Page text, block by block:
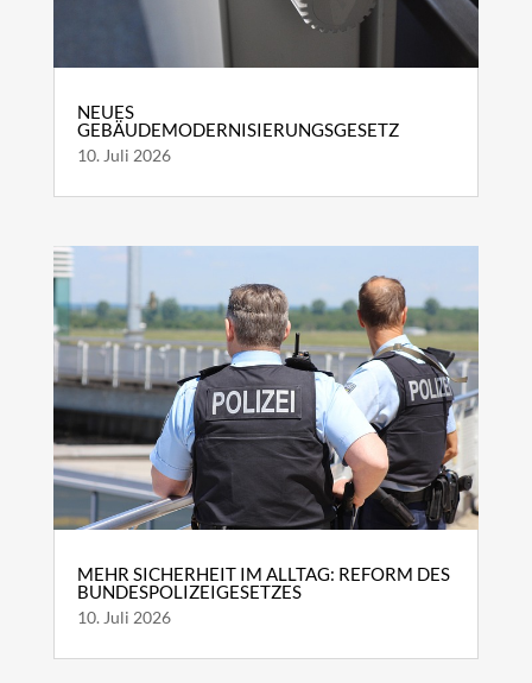
NEUES
GEBÄUDEMODERNISIERUNGSGESETZ
10. Juli 2026
MEHR SICHERHEIT IM ALLTAG: REFORM DES
BUNDESPOLIZEIGESETZES
10. Juli 2026